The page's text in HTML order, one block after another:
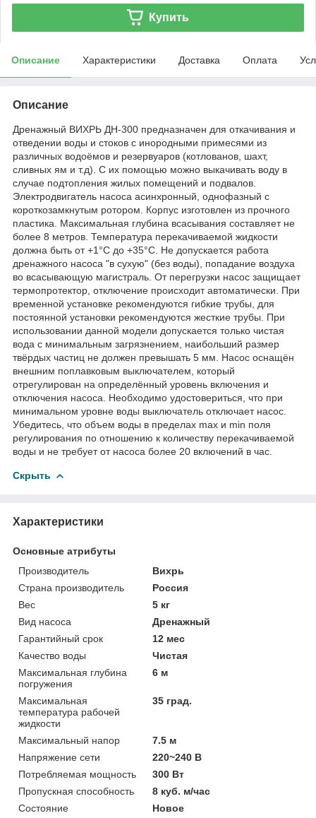
Купить
Описание Характеристики Доставка Оплата
Описание
Дренажный ВИХРЬ ДН-300 предназначен для откачивания и
отведении воды и стоков с инородными примесями из
различных водоёмов и резервуаров (котлованов, шахт,
сливных ям и т.д). С их помощью можно выкачивать воду в
случае подтопления жилых помещений и подвалов.
Электродвигатель насоса асинхронный, однофазный с
короткозамкнутым ротором. Корпус изготовлен из прочного
пластика. Максимальная глубина всасывания составляет не
более 8 метров. Температура перекачиваемой жидкости
должна быть от +1°С до +35°С. Не допускается работа
дренажного насоса "в сухую" (без воды), попадание воздуха
во всасывающую магистраль. От перегрузки насос защищает
термопротектор, отключение происходит автоматически. При
временной установке рекомендуются гибкие трубы, для
постоянной установки рекомендуются жесткие трубы. При
использовании данной модели допускается только чистая
вода с минимальным загрязнением, наибольший размер
твёрдых частиц не должен превышать 5 мм. Насос оснащён
внешним поплавковым выключателем, который
отрегулирован на определённый уровень включения и
отключения насоса. Необходимо удостовериться, что при
минимальном уровне воды выключатель отключает насос.
Убедитесь, что объем воды в пределах max и min поля
регулирования по отношению к количеству перекачиваемой
воды и не требует от насоса более 20 включений в час.
Скрыть
Характеристики
Основные атрибуты
Производитель
Вихрь
Страна производитель
Россия
Вес
5 кг
Вид насоса
Дренажный
Гарантийный срок
12 мес
Качество воды
Чистая
Максимальная глубина
погружения
6 м
Максимальная
температура рабочей
жидкости
35 град.
Максимальный напор
7.5 м
Напряжение сети
220~240 В
Потребляемая мощность
300 Вт
Пропускная способность
8 куб. м/час
Состояние
Новое